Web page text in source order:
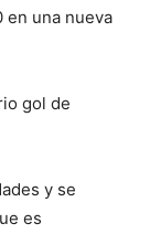
en una nueva
gol de
y se
es